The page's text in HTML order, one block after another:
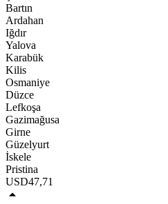
Bartın
Ardahan
Iğdır
Yalova
Karabük
Kilis
Osmaniye
Düzce
Lefkoşa
Gazimağusa
Girne
Güzelyurt
İskele
Pristina
USD47,71